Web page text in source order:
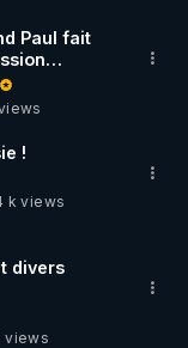
Paul fait
contre
!
k views
divers
views